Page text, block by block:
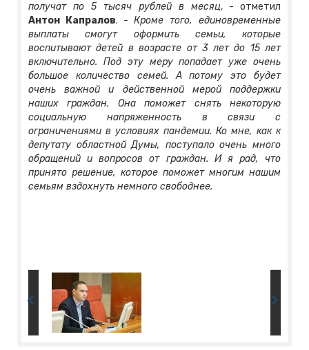
получат по 5 тысяч рублей в месяц, - отметил
Антон Капралов. - Кроме того, единовременные
выплаты смогут оформить семьи, которые
воспитывают детей в возрасте от 3 лет до 15 лет
включительно. Под эту меру попадает уже очень
большое количество семей. А потому это будет
очень важной и действенной мерой поддержки
наших граждан. Она поможет снять некоторую
социальную напряженность в связи с
ограничениями в условиях пандемии. Ко мне, как к
депутату областной Думы, поступало очень много
обращений и вопросов от граждан. И я рад, что
принято решение, которое поможет многим нашим
семьям вздохнуть немного свободнее.